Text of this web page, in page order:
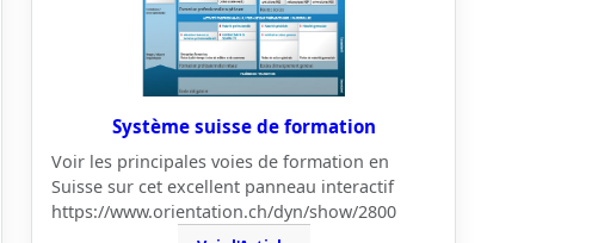
Système suisse de formation
Voir les principales voies de formation en
Suisse sur cet excellent panneau interactif
https://www.orientation.ch/dyn/show/2800